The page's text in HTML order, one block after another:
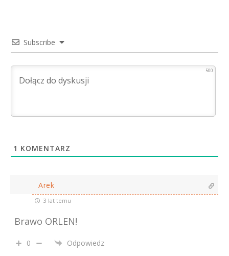
Subscribe
500
1 KOMENTARZ
Arek
3 lat temu
Brawo ORLEN!
0 Odpowiedz